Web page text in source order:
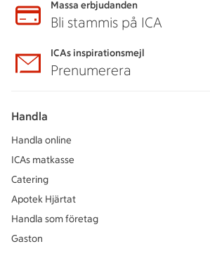
Massa erbjudanden
Bli stammis på ICA
ICAs inspirationsmejl
Prenumerera
Handla
Handla online
ICAs matkasse
Catering
Apotek Hjärtat
Handla som företag
Gaston